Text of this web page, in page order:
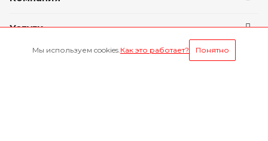
Услуги
Условия оплаты
Мы используем cookies.Как это работает? Понятно